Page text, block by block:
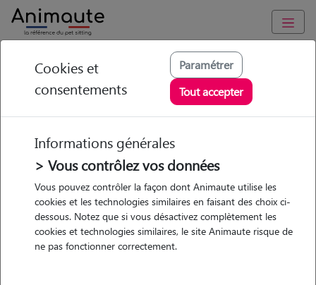
Animaute Occitanie Olonzac
Ananda - Petsitter à
CAPESTANG
• 28 ans
Garde
chez le Pet Sitter
Cookies et
consentements
Paramétrer
Tout accepter
Informations générales
> Vous contrôlez vos données
Vous pouvez contrôler la façon dont Animaute utilise les
cookies et les technologies similaires en faisant des choix ci-
dessous. Notez que si vous désactivez complètement les
cookies et technologies similaires, le site Animaute risque de
ne pas fonctionner correctement.